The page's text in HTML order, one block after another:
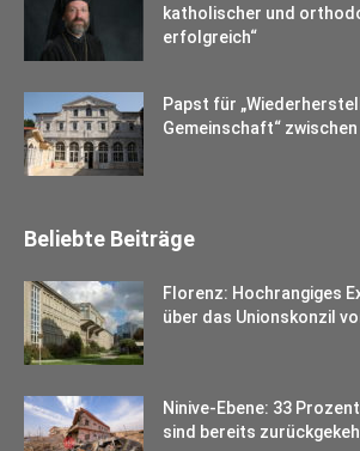
katholischer und
erfolgreich“
Papst für
Gemeinschaft“
Beliebte Beiträge
Florenz: Hochrangiges
über das Unionskonzil
Ninive-Ebene: 33
sind bereits